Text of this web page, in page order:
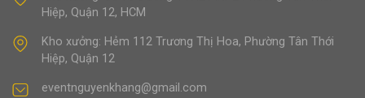
Hiệp, Quận 12, HCM
Kho xưởng: Hẻm 112 Trương Thị Hoa, Phường Tân Thới
Hiệp, Quận 12
eventnguyenkhang@gmail.com